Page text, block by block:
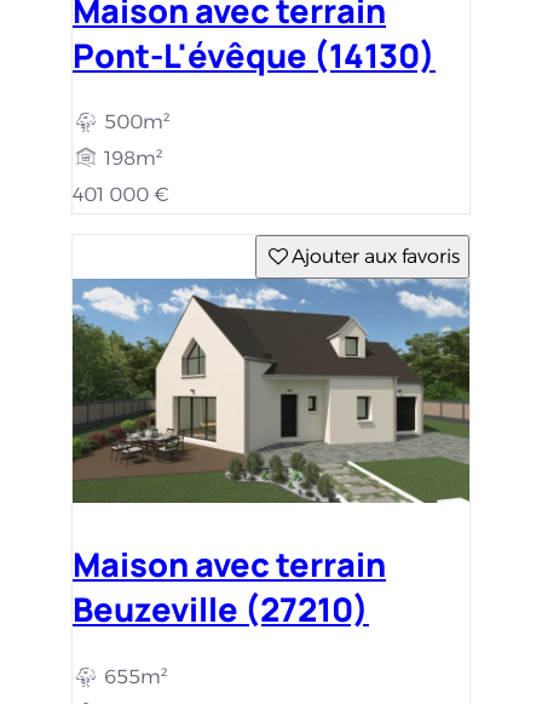
Maison avec terrain
Pont-L'évêque (14130)
500m²
198m²
401 000 €
Ajouter aux favoris
Maison avec terrain
Beuzeville (27210)
655m²